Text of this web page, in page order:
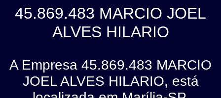
45.869.483 MARCIO JOEL
ALVES HILARIO
A Empresa 45.869.483 MARCIO
JOEL ALVES HILARIO, está